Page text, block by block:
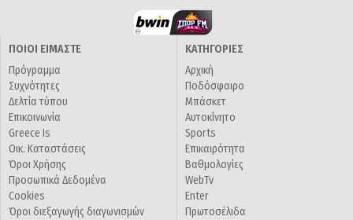
ΠΟΙΟΙ ΕΙΜΑΣΤΕ
Πρόγραμμα
Συχνότητες
Δελτία τύπου
Επικοινωνία
Greece Is
Οικ. Καταστάσεις
Όροι Χρήσης
Προσωπικά Δεδομένα
Cookies
Όροι διεξαγωγής διαγωνισμών
ΚΑΤΗΓΟΡΙΕΣ
Αρχική
Ποδόσφαιρο
Μπάσκετ
Αυτοκίνητο
Sports
Επικαιρότητα
Βαθμολογίες
WebTv
Enter
Πρωτοσέλιδα